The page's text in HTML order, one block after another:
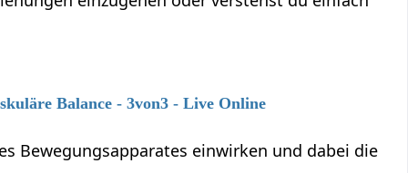
Balance - 3von3 - Live Online
Bewegungsapparates einwirken und dabei die